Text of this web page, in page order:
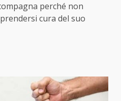
perché non
cura del suo